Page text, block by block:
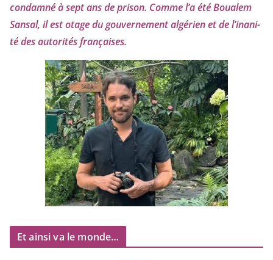
condam­né à sept ans de pri­son. Comme l’a été Boualem
Sansal, il est otage du gou­ver­ne­ment algé­rien et de l’i­na­ni­
té des auto­ri­tés françaises.
Et ainsi va le monde…